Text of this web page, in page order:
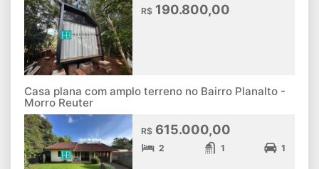
R$ 190.800,00
Casa plana com amplo terreno no Bairro Planalto -
Morro Reuter
R$ 615.000,00
2 1 1